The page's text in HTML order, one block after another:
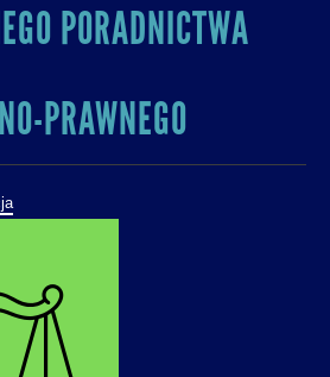
PORADNICTWA
PRAWNEGO